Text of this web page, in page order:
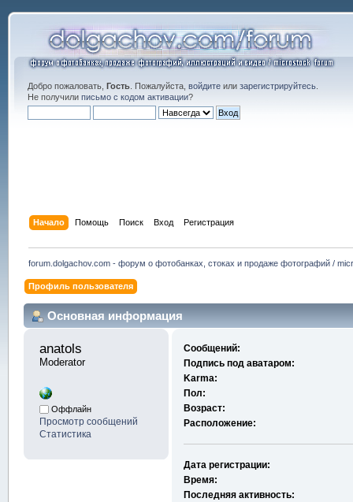
Добро пожаловать, Гость. Пожалуйста, войдитеили зарегистрируйтесь.
Не получили письмо с кодом активации?
Начало Помощь Поиск Вход Регистрация
forum.dolgachov.com - форум о фотобанках, стоках и продаже фотографий /
Профиль пользователя
Основная информация
anatols
Moderator
Оффлайн
Просмотр сообщений
Статистика
Сообщений:
Подпись под аватаром:
Karma:
Пол:
Возраст:
Расположение:
Дата регистрации:
Время:
Последняя активность: